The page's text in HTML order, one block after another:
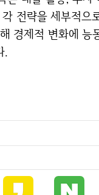
전략을 세부적으
경제적 변화에 능
.